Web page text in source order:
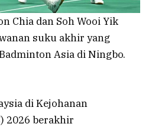
Chia dan Soh Wooi Yik
suku akhir yang
Asia di Ningbo.
di Kejohanan
2026 berakhir